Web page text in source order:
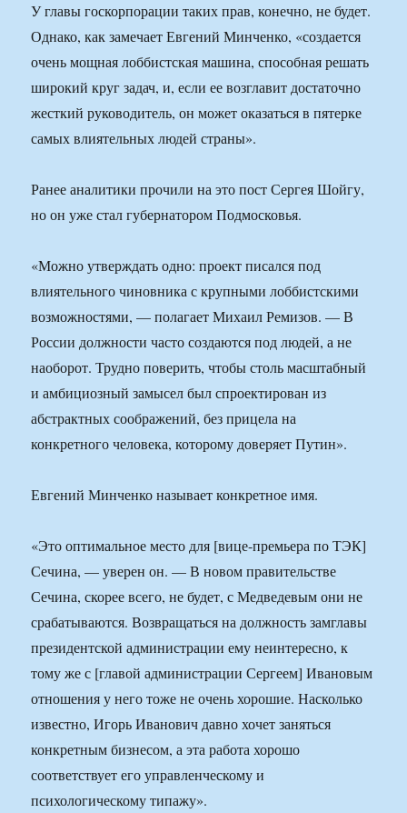
У главы госкорпорации таких прав, конечно, не будет.
Однако, как замечает Евгений Минченко, «создается
очень мощная лоббистская машина, способная решать
широкий круг задач, и, если ее возглавит достаточно
жесткий руководитель, он может оказаться в пятерке
самых влиятельных людей страны».
Ранее аналитики прочили на это пост Сергея Шойгу,
но он уже стал губернатором Подмосковья.
«Можно утверждать одно: проект писался под
влиятельного чиновника с крупными лоббистскими
возможностями, — полагает Михаил Ремизов. — В
России должности часто создаются под людей, а не
наоборот. Трудно поверить, чтобы столь масштабный
и амбициозный замысел был спроектирован из
абстрактных соображений, без прицела на
конкретного человека, которому доверяет Путин».
Евгений Минченко называет конкретное имя.
«Это оптимальное место для [вице-премьера по ТЭК]
Сечина, — уверен он. — В новом правительстве
Сечина, скорее всего, не будет, с Медведевым они не
срабатываются. Возвращаться на должность замглавы
президентской администрации ему неинтересно, к
тому же с [главой администрации Сергеем] Ивановым
отношения у него тоже не очень хорошие. Насколько
известно, Игорь Иванович давно хочет заняться
конкретным бизнесом, а эта работа хорошо
соответствует его управленческому и
психологическому типажу».